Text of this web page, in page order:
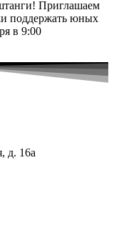
Приглашаем
поддержать юных
в 9:00
д. 16а